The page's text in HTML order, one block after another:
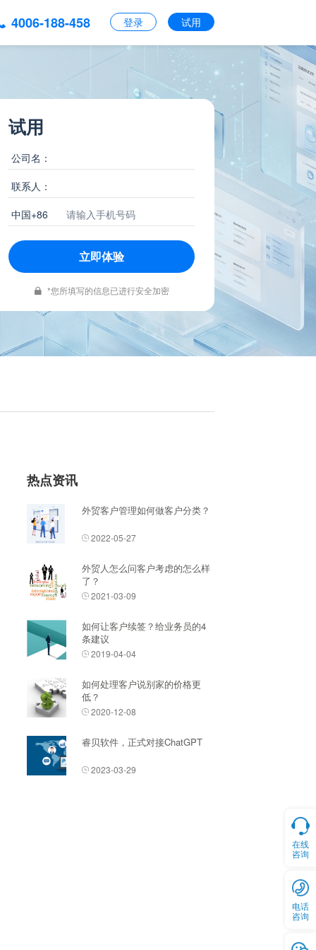
登录 试用
4006-188-458
试用
公司名：
联系人：
中国+86
立即体验
*您所填写的信息已进行安全加密
热点资讯
外贸客户管理如何做客户分类？
2022-05-27
外贸人怎么问客户考虑的怎么样
了？
2021-03-09
如何让客户续签？给业务员的4
条建议
2019-04-04
如何处理客户说别家的价格更
低？
2020-12-08
睿贝软件，正式对接ChatGPT
2023-03-29
在线
咨询
电话
咨询